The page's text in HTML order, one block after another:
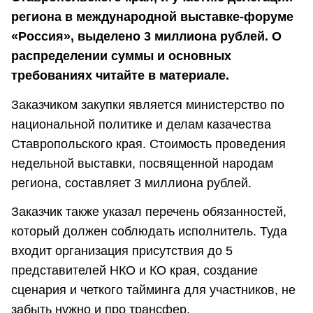
региона в международной выставке-форуме
«Россия», выделено 3 миллиона рублей. О
распределении суммы и основных
требованиях читайте в материале.
Заказчиком закупки является министерство по
национальной политике и делам казачества
Ставропольского края. Стоимость проведения
недельной выставки, посвященной народам
региона, составляет 3 миллиона рублей.
Заказчик также указал перечень обязанностей,
который должен соблюдать исполнитель. Туда
входит организация присутствия до 5
представителей НКО и КО края, создание
сценария и четкого тайминга для участников, не
забыть нужно и про трансфер.